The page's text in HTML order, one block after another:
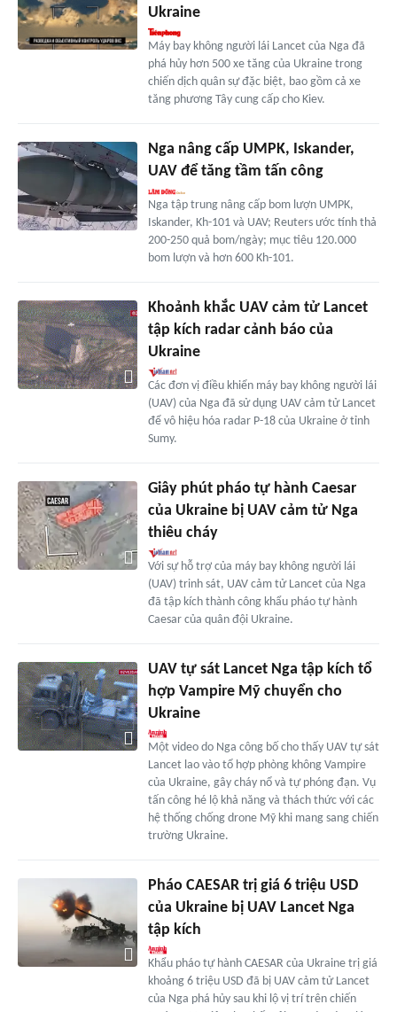
Ukraine
Máy bay không người lái Lancet của Nga đã
phá hủy hơn 500 xe tăng của Ukraine trong
chiến dịch quân sự đặc biệt, bao gồm cả xe
tăng phương Tây cung cấp cho Kiev.
Nga nâng cấp UMPK, Iskander,
UAV để tăng tầm tấn công
Nga tập trung nâng cấp bom lượn UMPK,
Iskander, Kh-101 và UAV; Reuters ước tính thả
200-250 quả bom/ngày; mục tiêu 120.000
bom lượn và hơn 600 Kh-101.
Khoảnh khắc UAV cảm tử Lancet
tập kích radar cảnh báo của
Ukraine
Các đơn vị điều khiển máy bay không người lái
(UAV) của Nga đã sử dụng UAV cảm tử Lancet
để vô hiệu hóa radar P-18 của Ukraine ở tỉnh
Sumy.
Giây phút pháo tự hành Caesar
của Ukraine bị UAV cảm tử Nga
thiêu cháy
Với sự hỗ trợ của máy bay không người lái
(UAV) trinh sát, UAV cảm tử Lancet của Nga
đã tập kích thành công khẩu pháo tự hành
Caesar của quân đội Ukraine.
UAV tự sát Lancet Nga tập kích tổ
hợp Vampire Mỹ chuyển cho
Ukraine
Một video do Nga công bố cho thấy UAV tự sát
Lancet lao vào tổ hợp phòng không Vampire
của Ukraine, gây cháy nổ và tự phóng đạn. Vụ
tấn công hé lộ khả năng và thách thức với các
hệ thống chống drone Mỹ khi mang sang chiến
trường Ukraine.
Pháo CAESAR trị giá 6 triệu USD
của Ukraine bị UAV Lancet Nga
tập kích
Khẩu pháo tự hành CAESAR của Ukraine trị giá
khoảng 6 triệu USD đã bị UAV cảm tử Lancet
của Nga phá hủy sau khi lộ vị trí trên chiến